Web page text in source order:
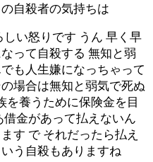
自殺者の気持ちは
い怒りです うん 早く早
って自殺する 無知と弱
も人生嫌になっちゃって
場合は無知と弱気で死ぬ
を養うために保険金を目
金があって払えないん
す で それだったら払え
う自殺もありますね